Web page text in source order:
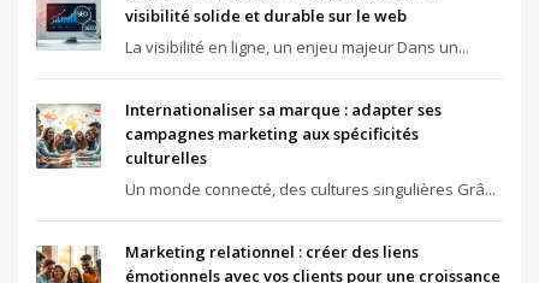
visibilité solide et durable sur le web
La visibilité en ligne, un enjeu majeur Dans un...
Internationaliser sa marque : adapter ses
campagnes marketing aux spécificités
culturelles
Un monde connecté, des cultures singulières Grâ...
Marketing relationnel : créer des liens
émotionnels avec vos clients pour une croissance